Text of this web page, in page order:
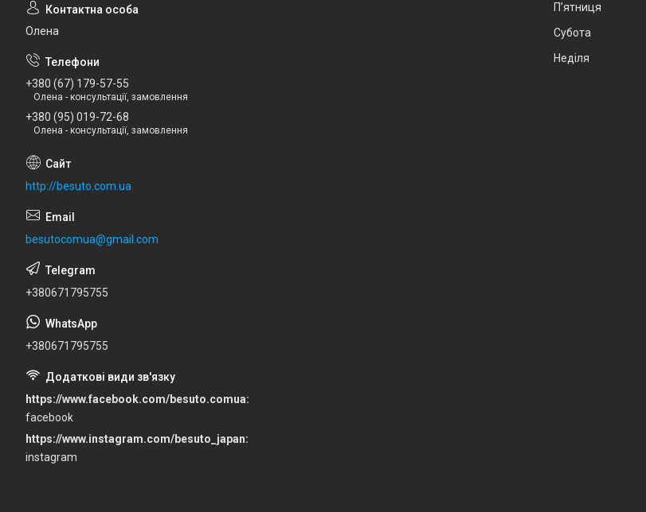
Олена
+380 (67) 179-57-55
Олена - консультації, замовлення
+380 (95) 019-72-68
Олена - консультації, замовлення
http://besuto.com.ua
besutocomua@gmail.com
+380671795755
+380671795755
https://www.facebook.com/besuto.comua
facebook
https://www.instagram.com/besuto_japan
instagram
Пʼятниця
Субота
Неділя